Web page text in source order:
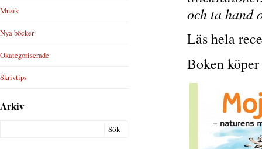
och ta hand
Läs hela
Boken
Musik
Nya böcker
Okategoriserade
Skrivtips
Arkiv